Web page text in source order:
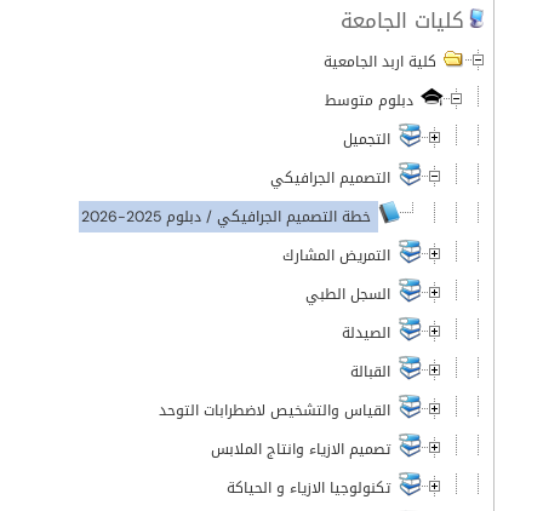
كليات الجامعة
كلية اربد الجامعية
دبلوم متوسط
التجميل
التصميم الجرافيكي
خطة التصميم الجرافيكي / دبلوم 2025-2026
التمريض المشارك
السجل الطبي
الصيدلة
القبالة
القياس والتشخيص لاضطرابات التوحد
تصميم الازياء وانتاج الملابس
تكنولوجيا الازياء و الحياكة